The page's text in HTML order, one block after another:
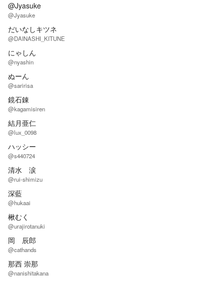
@Jyasuke
@Jyasuke
だいなしキツネ
@DAINASHI_KITUNE
にゃしん
@nyashin
ぬーん
@saririsa
鏡石錬
@kagamisiren
結月亜仁
@lux_0098
ハッシー
@s440724
清水 涙
@rui-shimizu
深藍
@hukaai
楸むく
@urajirotanuki
岡 辰郎
@cathands
那西 崇那
@nanishitakana